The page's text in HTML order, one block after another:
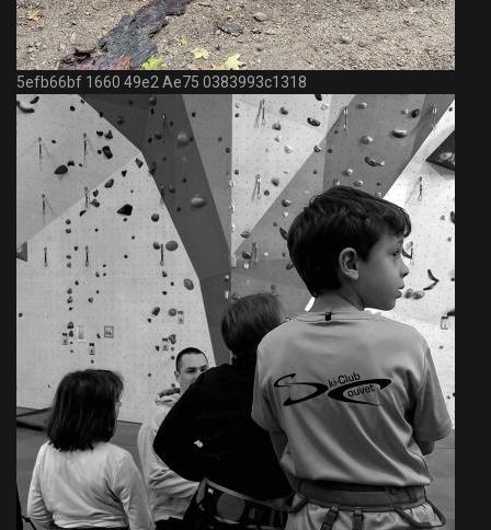
5efb66bf 1660 49e2 Ae75 0383993c1318